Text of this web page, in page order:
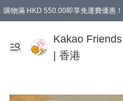
購物滿 HKD 550.00即享免運費優惠
Kakao
| 香港